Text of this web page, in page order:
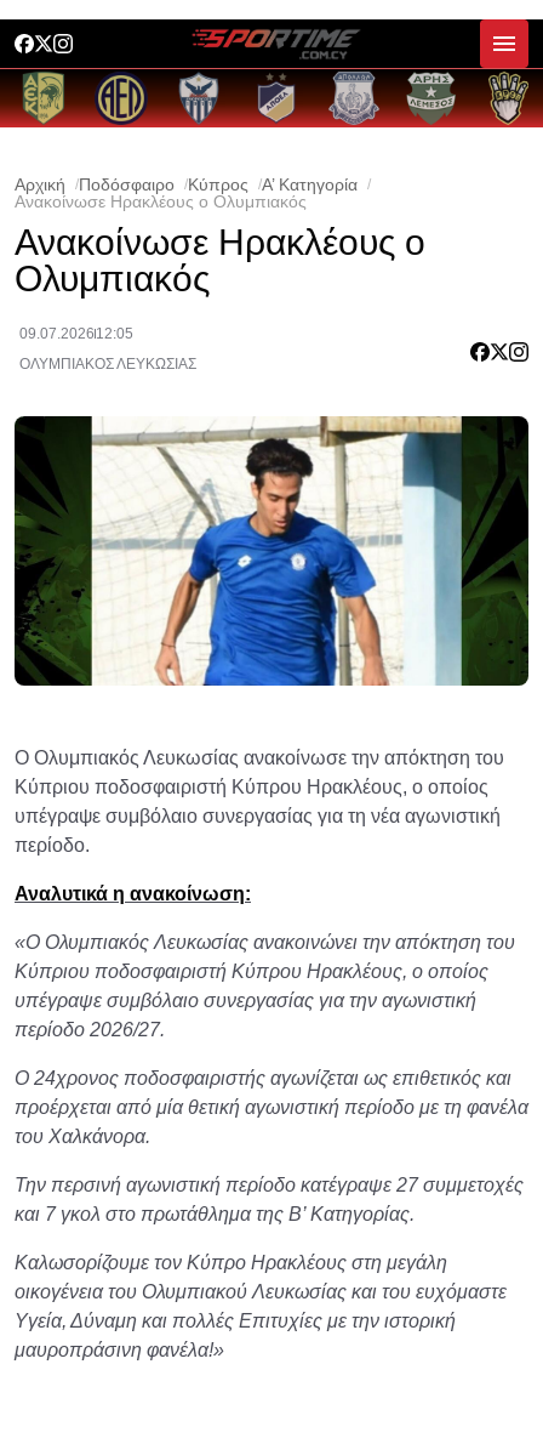
Αρχική Ποδόσφαιρο Κύπρος
Α’ Κατηγορία
Ανακοίνωσε Ηρακλέους ο Ολυμπιακός
Ανακοίνωσε Ηρακλέους ο
Ολυμπιακός
09.07.2026 12:05
ΟΛΥΜΠΙΑΚΟΣ ΛΕΥΚΩΣΙΑΣ
Ο Ολυμπιακός Λευκωσίας ανακοίνωσε την απόκτηση του
Κύπριου ποδοσφαιριστή Κύπρου Ηρακλέους, ο οποίος
υπέγραψε συμβόλαιο συνεργασίας για τη νέα αγωνιστική
περίοδο.
Αναλυτικά η ανακοίνωση:
«Ο Ολυμπιακός Λευκωσίας ανακοινώνει την απόκτηση του
Κύπριου ποδοσφαιριστή Κύπρου Ηρακλέους, ο οποίος
υπέγραψε συμβόλαιο συνεργασίας για την αγωνιστική
περίοδο 2026/27.
Ο 24χρονος ποδοσφαιριστής αγωνίζεται ως επιθετικός και
προέρχεται από μία θετική αγωνιστική περίοδο με τη φανέλα
του Χαλκάνορα.
Την περσινή αγωνιστική περίοδο κατέγραψε 27 συμμετοχές
και 7 γκολ στο πρωτάθλημα της Β’ Κατηγορίας.
Καλωσορίζουμε τον Κύπρο Ηρακλέους στη μεγάλη
οικογένεια του Ολυμπιακού Λευκωσίας και του ευχόμαστε
Υγεία, Δύναμη και πολλές Επιτυχίες με την ιστορική
μαυροπράσινη φανέλα!»